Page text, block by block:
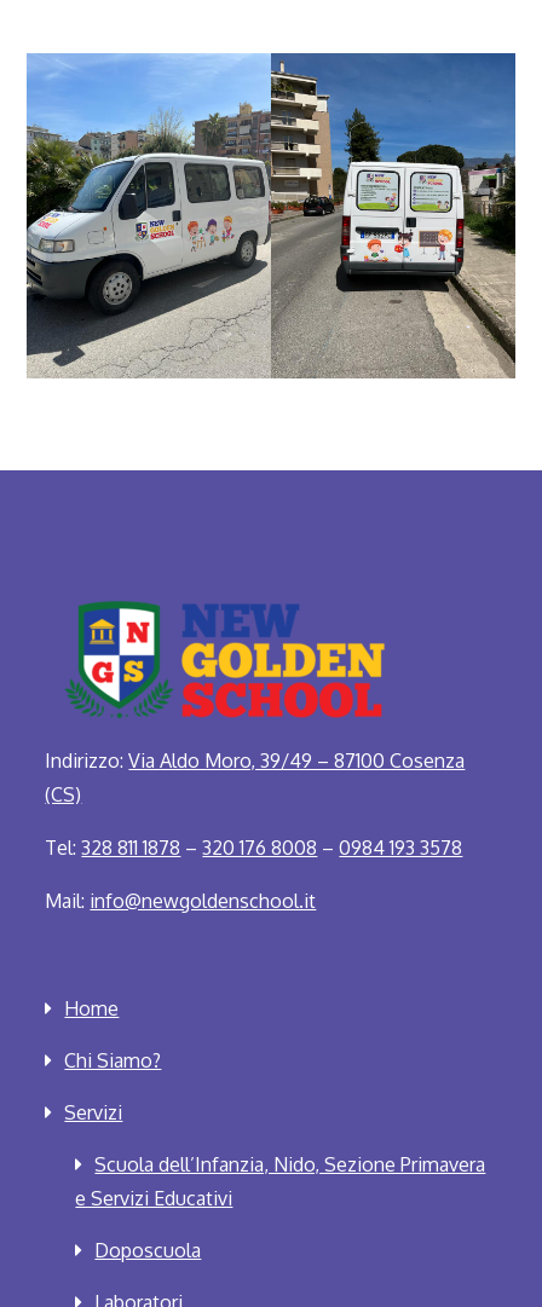
Indirizzo:Via Aldo Moro, 39/49 – 87100 Cosenza
(CS)
Tel:328 811 1878 –320 176 8008 –0984 193 3578
Mail: info@newgoldenschool.it
Home
Chi Siamo?
Servizi
Scuola dell’Infanzia, Nido, Sezione Primavera
e Servizi Educativi
Doposcuola
Laboratori